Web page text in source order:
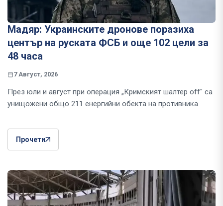
Мадяр: Украинските дронове поразиха
център на руската ФСБ и още 102 цели за
48 часа
7 Август, 2026
През юли и август при операция „Кримският шалтер off" са
унищожени общо 211 енергийни обекта на противника
Прочети